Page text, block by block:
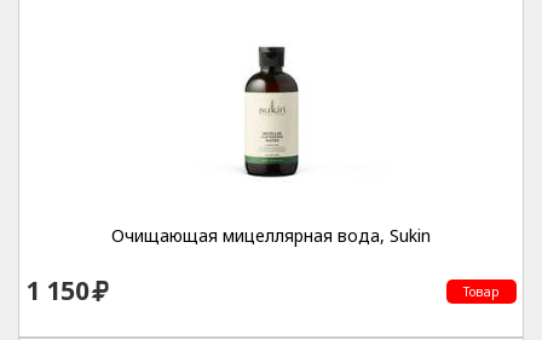
Очищающая мицеллярная вода, Sukin
1 150 Товар